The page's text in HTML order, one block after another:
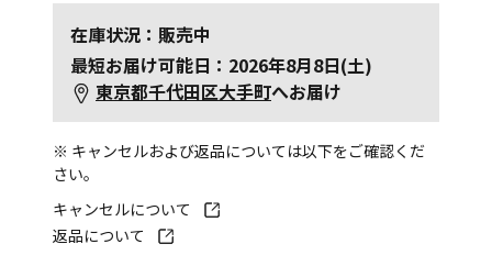
在庫状況：販売中
最短お届け可能日：2026年8月8日(土)
東京都千代田区大手町へお届け
※ キャンセルおよび返品については以下をご確認くだ
さい。
キャンセルについて
返品について